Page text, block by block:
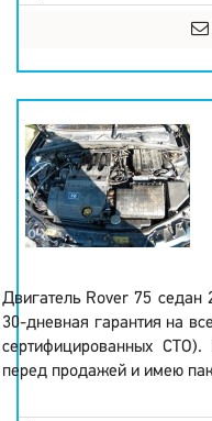
Двигатель Rover 75 седан
30-дневная гарантия на
сертифицированных СТО).
перед продажей и имею